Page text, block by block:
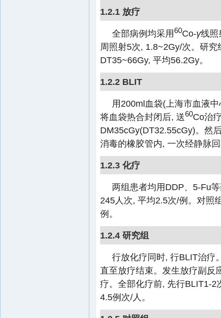
1.2.1 放疗
全部病例均采用60Co-γ线照
周照射5次, 1.8~2Gy/次。研
DT35~66Gy, 平均56.2Gy。
1.2.2 BLIT
用200ml血袋(上海市血液
将血袋热合封闭后, 送60Co治
DM35cGy(DT32.55cGy)。然
消毒的橡胶管内, 一次经静脉
1.2.3 化疗
两组患者均用DDP、5-Fu
245人次, 平均2.5次/例。对照
例。
1.2.4 研究组
行放化疗同时, 行BLIT治疗
直至放疗结束。发生放疗副反
疗。全部化疗前, 先行BLIT1-
4.5例次/人。